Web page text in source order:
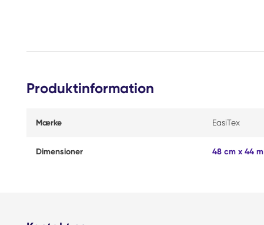
Produktinformation
Mærke EasiTex
Dimensioner 48 cm x 44 m